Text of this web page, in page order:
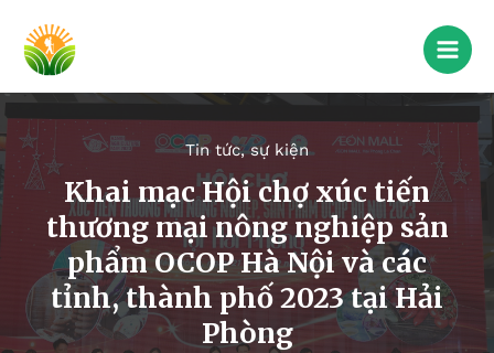
Tin tức, sự kiện
Khai mạc Hội chợ xúc tiến
thương mại nông nghiệp sản
phẩm OCOP Hà Nội và các
tỉnh, thành phố 2023 tại Hải
Phòng